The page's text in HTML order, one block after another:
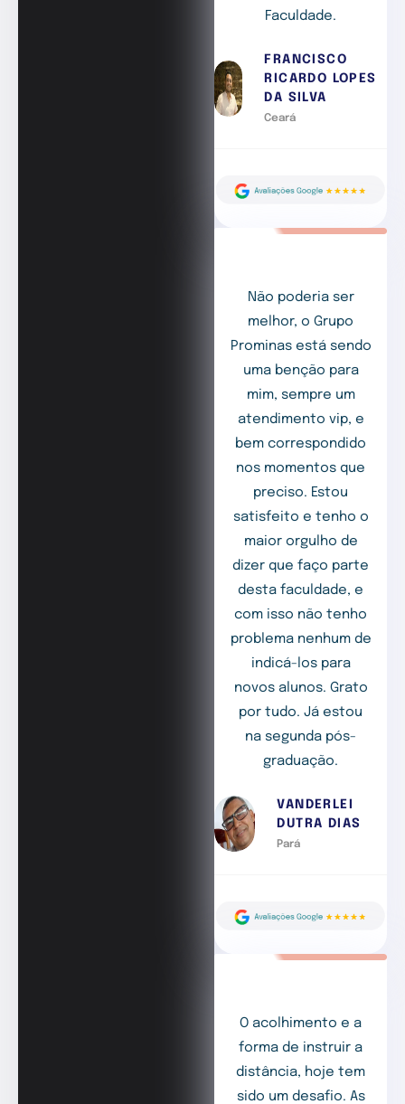
Faculdade.
FRANCISCO
RICARDO LOPES
DA SILVA
Ceará
Não poderia ser
melhor, o Grupo
Prominas está sendo
uma benção para
mim, sempre um
atendimento vip, e
bem correspondido
nos momentos que
preciso. Estou
satisfeito e tenho o
maior orgulho de
dizer que faço parte
desta faculdade, e
com isso não tenho
problema nenhum de
indicá-los para
novos alunos. Grato
por tudo. Já estou
na segunda pós-
graduação.
VANDERLEI
DUTRA DIAS
Pará
O acolhimento e a
forma de instruir a
distância, hoje tem
sido um desafio. As